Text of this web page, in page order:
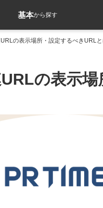
基本から探す
の表示場所・設定するべきURLと
の表示